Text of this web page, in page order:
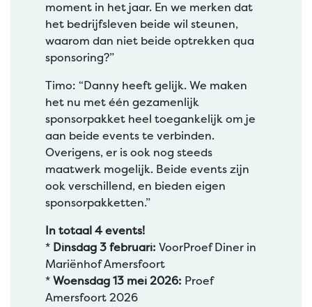
moment in het jaar. En we merken dat
het bedrijfsleven beide wil steunen,
waarom dan niet beide optrekken qua
sponsoring?”
Timo: “Danny heeft gelijk. We maken
het nu met één gezamenlijk
sponsorpakket heel toegankelijk om je
aan beide events te verbinden.
Overigens, er is ook nog steeds
maatwerk mogelijk. Beide events zijn
ook verschillend, en bieden eigen
sponsorpakketten.”
In totaal 4 events!
* Dinsdag 3 februari: VoorProef Diner in
Mariënhof Amersfoort
* Woensdag 13 mei 2026: Proef
Amersfoort 2026